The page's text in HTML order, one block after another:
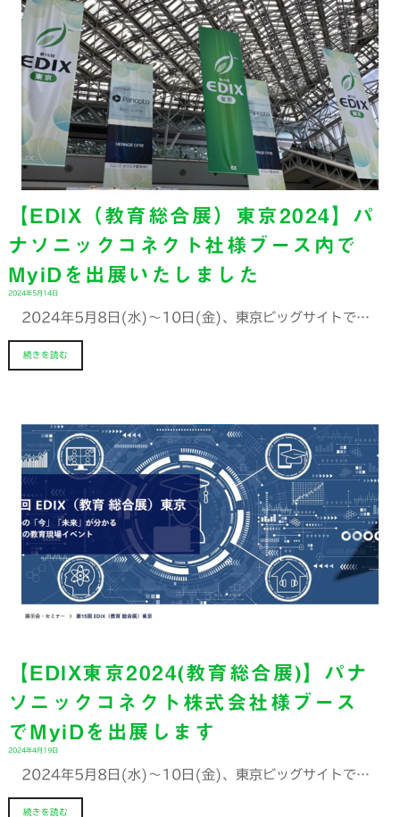
【EDIX（教育総合展）東京2024】パ
ナソニックコネクト社様ブース内で
MyiDを出展いたしました
2024年5月14日
2024年5月8日(水)～10日(金)、東京ビッグサイトで…
続きを読む
【EDIX東京2024(教育総合展)】パナ
ソニックコネクト株式会社様ブース
でMyiDを出展します
2024年4月19日
2024年5月8日(水)～10日(金)、東京ビッグサイトで…
続きを読む